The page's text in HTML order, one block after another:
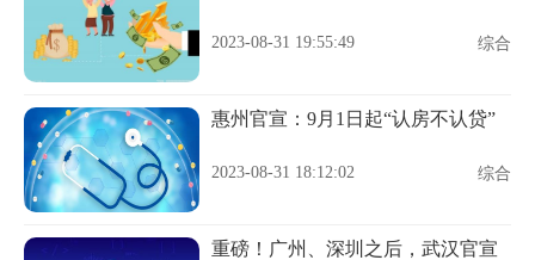
2023-08-31 19:55:49 综合
惠州官宣：9月1日起“认房不认贷”
2023-08-31 18:12:02 综合
重磅！广州、深圳之后，武汉官宣